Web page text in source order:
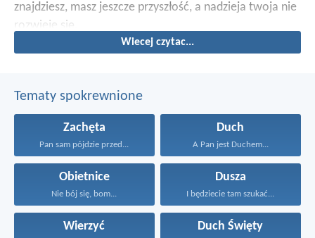
znajdziesz, masz jeszcze przyszłość, a nadzieja twoja nie
rozwieje się.
Wiecej czytac...
Tematy spokrewnione
Zachęta
Pan sam pójdzie przed...
Duch
A Pan jest Duchem...
Obietnice
Nie bój się, bom...
Dusza
I będziecie tam szukać...
Wierzyć Duch Święty